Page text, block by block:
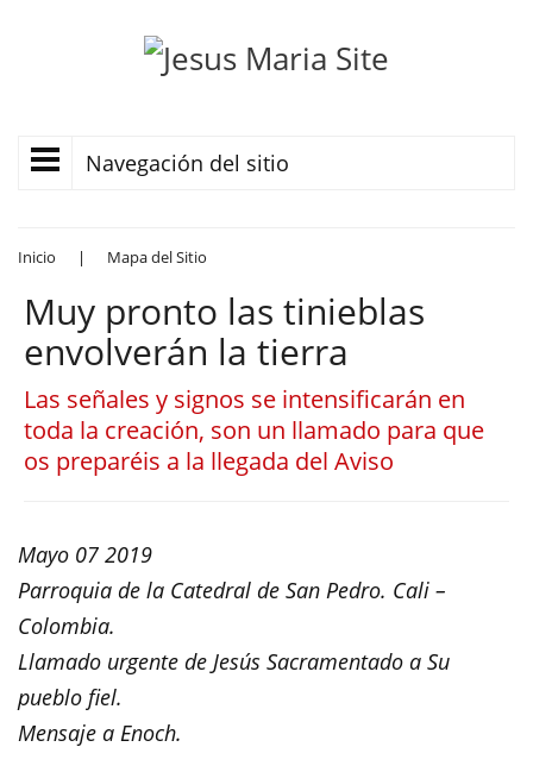
Navegación del sitio
Inicio | Mapa del Sitio
Muy pronto las tinieblas
envolverán la tierra
Las señales y signos se intensificarán en
toda la creación, son un llamado para que
os preparéis a la llegada del Aviso
Mayo 07 2019
Parroquia de la Catedral de San Pedro. Cali –
Colombia.
Llamado urgente de Jesús Sacramentado a Su
pueblo fiel.
Mensaje a Enoch.